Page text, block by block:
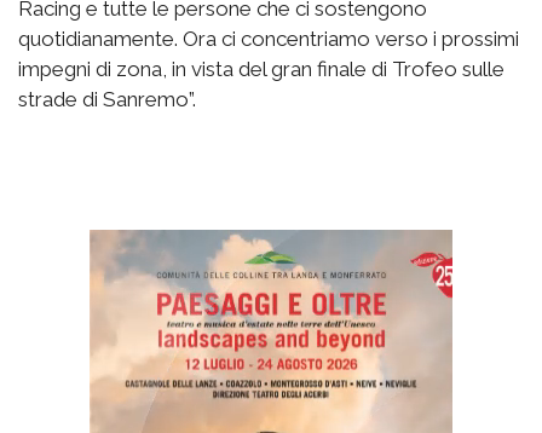
Racing e tutte le persone che ci sostengono
quotidianamente. Ora ci concentriamo verso i prossimi
impegni di zona, in vista del gran finale di Trofeo sulle
strade di Sanremo”.